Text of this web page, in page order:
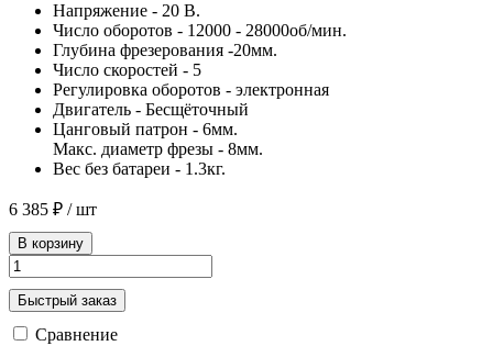
Напряжение - 20 В.
Число оборотов - 12000 - 28000об/мин.
Глубина фрезерования -20мм.
Число скоростей - 5
Регулировка оборотов - электронная
Двигатель - Бесщёточный
Цанговый патрон - 6мм.
Макс. диаметр фрезы - 8мм.
Вес без батареи - 1.3кг.
6 385 ₽ / шт
В корзину
Быстрый заказ
Сравнение